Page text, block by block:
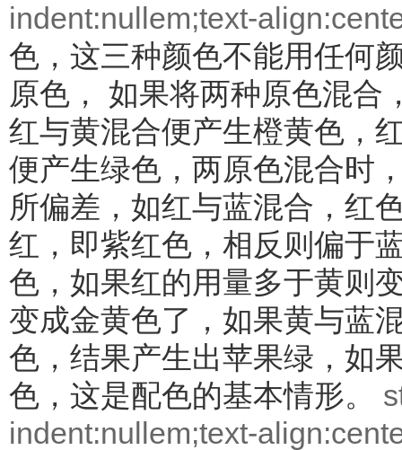
indent:nullem;text-
色，这三种颜色不能用任何
原色， 如果将两种原色混合
红与黄混合便产生橙黄色，
便产生绿色，两原色混合时
所偏差，如红与蓝混合，红
红，即紫红色，相反则偏于
色，如果红的用量多于黄则
变成金黄色了，如果黄与蓝
色，结果产生出苹果绿，如
色，这是配色的基本情形。
indent:nullem;text-